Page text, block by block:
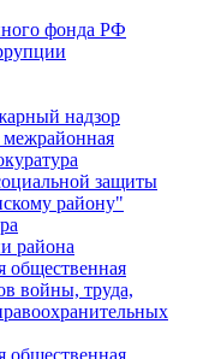
фонда РФ
надзор
межрайонная
защиты
району"
района
общественная
войны, труда,
общественная